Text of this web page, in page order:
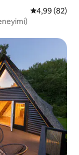
5 üzerinden
4,99 (82)